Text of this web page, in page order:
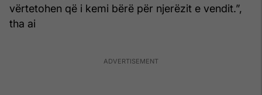
vërtetohen që i kemi bërë për njerëzit e vendit.”,
tha ai